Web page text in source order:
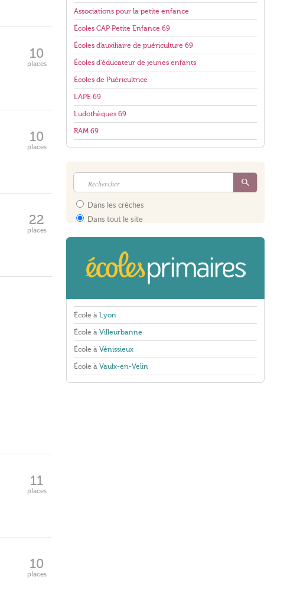
10
places
10
places
22
places
11
places
10
places
Associations pour la petite enfance
Écoles CAP Petite Enfance 69
Écoles d'auxiliaire de puériculture 69
Écoles d'éducateur de jeunes enfants
Écoles de Puéricultrice
LAPE 69
Ludothèques 69
RAM 69
Dans les crèches
Dans tout le site
École à Lyon
École à Villeurbanne
École à Vénissieux
École à Vaulx-en-Velin